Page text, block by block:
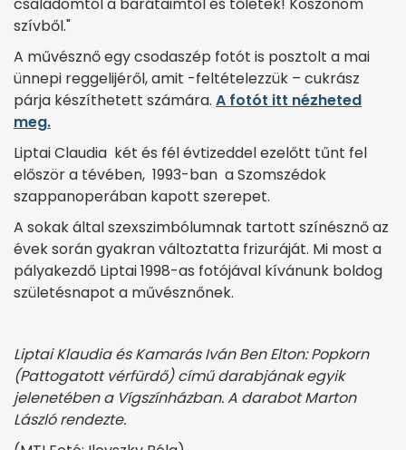
szívből."
A művésznő egy csodaszép fotót is posztolt a mai
ünnepi reggelijéről, amit -feltételezzük – cukrász
párja készíthetett számára. A fotót itt nézheted
meg.
Liptai Claudia két és fél évtizeddel ezelőtt tűnt fel
először a tévében, 1993-ban a Szomszédok
szappanoperában kapott szerepet.
A sokak által szexszimbólumnak tartott színésznő az
évek során gyakran változtatta frizuráját. Mi most a
pályakezdő Liptai 1998-as fotójával kívánunk boldog
születésnapot a művésznőnek.
Liptai Klaudia és Kamarás Iván Ben Elton: Popkorn
(Pattogatott vérfürdő) című darabjának egyik
jelenetében a Vígszínházban. A darabot Marton
László rendezte.